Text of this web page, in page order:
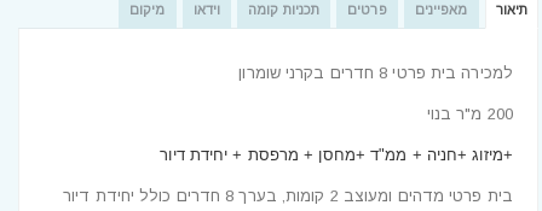
תיאור מאפיינים פרטים תכניות קומה וידאו מיקום
למכירה בית פרטי 8 חדרים בקרני שומרון
200 מ"ר בנוי
+מיזוג +חניה + ממ"ד +מחסן + מרפסת + יחידת דיור
בית פרטי מדהים ומעוצב 2 קומות, בערך 8 חדרים כולל יחידת דיור